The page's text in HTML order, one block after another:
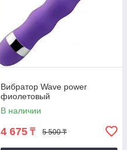
Вибратор Wave power
фиолетовый
В наличии
4 675 ₸ 5 500 ₸